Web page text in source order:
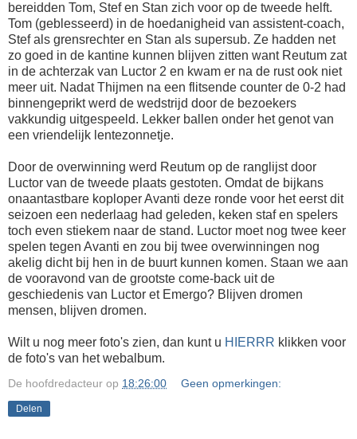
bereidden Tom, Stef en Stan zich voor op de tweede helft.
Tom (geblesseerd) in de hoedanigheid van assistent-coach,
Stef als grensrechter en Stan als supersub. Ze hadden net
zo goed in de kantine kunnen blijven zitten want Reutum zat
in de achterzak van Luctor 2 en kwam er na de rust ook niet
meer uit. Nadat Thijmen na een flitsende counter de 0-2 had
binnengeprikt werd de wedstrijd door de bezoekers
vakkundig uitgespeeld. Lekker ballen onder het genot van
een vriendelijk lentezonnetje.
Door de overwinning werd Reutum op de ranglijst door
Luctor van de tweede plaats gestoten. Omdat de bijkans
onaantastbare koploper Avanti deze ronde voor het eerst dit
seizoen een nederlaag had geleden, keken staf en spelers
toch even stiekem naar de stand. Luctor moet nog twee keer
spelen tegen Avanti en zou bij twee overwinningen nog
akelig dicht bij hen in de buurt kunnen komen. Staan we aan
de vooravond van de grootste come-back uit de
geschiedenis van Luctor et Emergo? Blijven dromen
mensen, blijven dromen.
Wilt u nog meer foto's zien, dan kunt u HIERRR klikken voor
de foto's van het webalbum.
De hoofdredacteur op 18:26:00 Geen opmerkingen:
Delen